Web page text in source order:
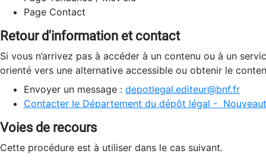
Page Contact
Retour d'information et contact
Si vous n’arrivez pas à accéder à un contenu ou à un
orienté vers une alternative accessible ou obtenir le
Envoyer un message : depotlegal.editeur@bnf.fr
Contacter le Département du dépôt légal -
Voies de recours
Cette procédure est à utiliser dans le cas suivant.